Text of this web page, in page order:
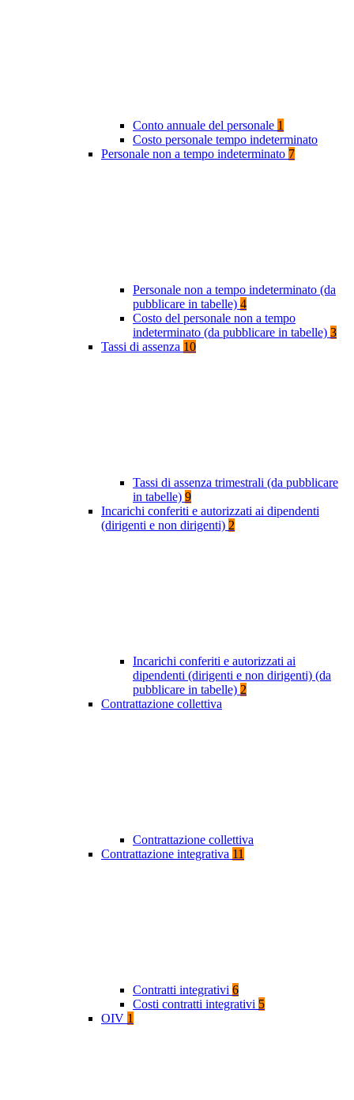
Conto annuale del personale 1
Costo personale tempo indeterminato
Personale non a tempo indeterminato 7
Personale non a tempo indeterminato (da
pubblicare in tabelle) 4
Costo del personale non a tempo
indeterminato (da pubblicare in tabelle) 3
Tassi di assenza 10
Tassi di assenza trimestrali (da pubblicare
in tabelle) 9
Incarichi conferiti e autorizzati ai dipendenti
(dirigenti e non dirigenti) 2
Incarichi conferiti e autorizzati ai
dipendenti (dirigenti e non dirigenti) (da
pubblicare in tabelle) 2
Contrattazione collettiva
Contrattazione collettiva
Contrattazione integrativa 11
Contratti integrativi 6
Costi contratti integrativi 5
OIV 1